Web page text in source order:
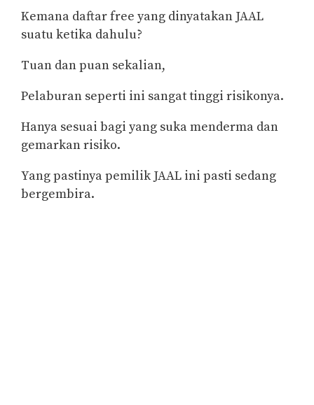
Kemana daftar free yang dinyatakan JAAL
suatu ketika dahulu?
Tuan dan puan sekalian,
Pelaburan seperti ini sangat tinggi risikonya.
Hanya sesuai bagi yang suka menderma dan
gemarkan risiko.
Yang pastinya pemilik JAAL ini pasti sedang
bergembira.